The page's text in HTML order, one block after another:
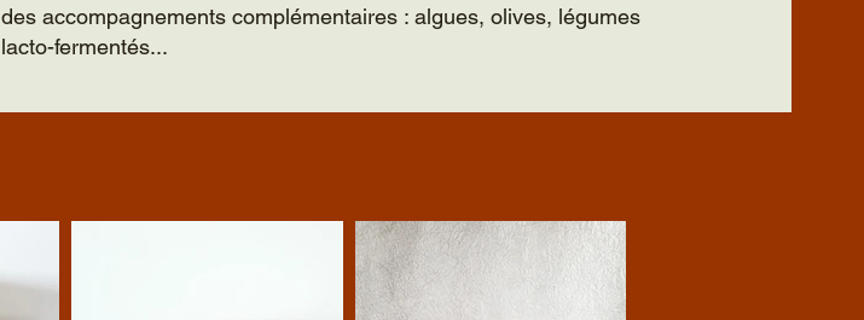
des accompagnements complémentaires : algues, olives, légumes
lacto-fermentés...